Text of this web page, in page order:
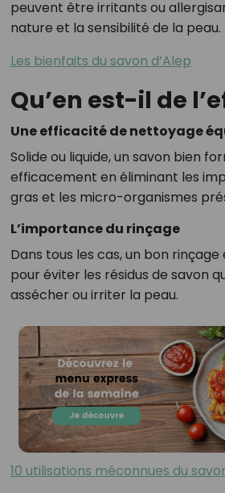
peuvent être irritants ou
nature et la sensibilité de la peau.
Les bienfaits du savon d’Alep
Qu’en est-il de
Une efficacité de nettoyage
Solide ou liquide, un savon bien
efficacement en éliminant les
gras et les micro-organismes
L’importance du rinçage
Dans tous les cas, un bon
pour éviter les résidus de savon
assécher ou irriter la peau.
10 utilisations méconnues du